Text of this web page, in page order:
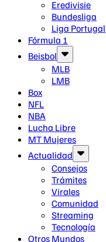
Eredivisie
Bundesliga
Liga Portugal
Fórmula 1
Beisbol
MLB
LMB
Box
NFL
NBA
Lucha Libre
MT Mujeres
Actualidad
Consejos
Trámites
Virales
Comunidad
Streaming
Tecnología
Otros Mundos